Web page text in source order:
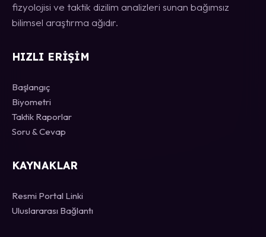
fizyolojisi ve taktik dizilim analizleri sunan bağımsız
bilimsel araştırma ağıdır.
HIZLI ERIŞIM
Başlangıç
Biyometri
Taktik Raporlar
Soru & Cevap
KAYNAKLAR
Resmi Portal Linki
Uluslararası Bağlantı